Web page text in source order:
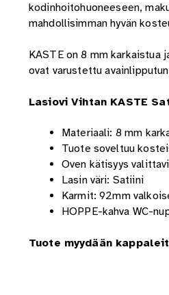
kodinhoitohuoneeseen,
mahdollisimman hyvän
KASTE on 8 mm karkaistua
ovat varustettu
Lasiovi Vihtan KASTE
Materiaali: 8 mm
Tuote soveltuu
Oven kätisyys
Lasin väri: Satiini
Karmit: 92mm
HOPPE-kahva WC-
Tuote myydään